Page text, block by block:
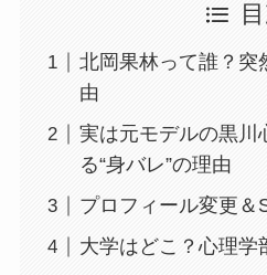
北岡果林って誰？突
由
実は元モデルの黒川
る“身バレ”の理由
プロフィール変更＆
大学はどこ？心理学